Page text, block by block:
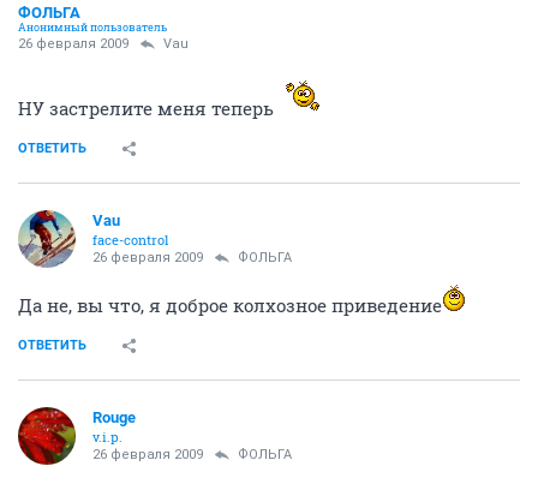
ФОЛЬГА
Анонимный пользователь
26 февраля 2009 Vau
НУ застрелите меня теперь
ОТВЕТИТЬ
Vau
face-control
26 февраля 2009 ФОЛЬГА
Да не, вы что, я доброе колхозное приведение
ОТВЕТИТЬ
Rouge
v.i.p.
26 февраля 2009 ФОЛЬГА